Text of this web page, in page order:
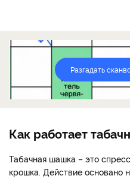
Разгадать
Как работает
Табачная шашка – это
крошка. Действие основано